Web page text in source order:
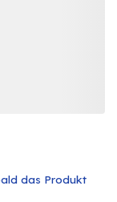
das Produkt